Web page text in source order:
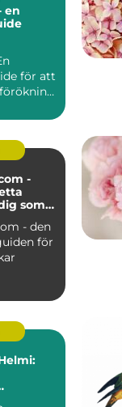
en
för att
-
som
- den
för
är...